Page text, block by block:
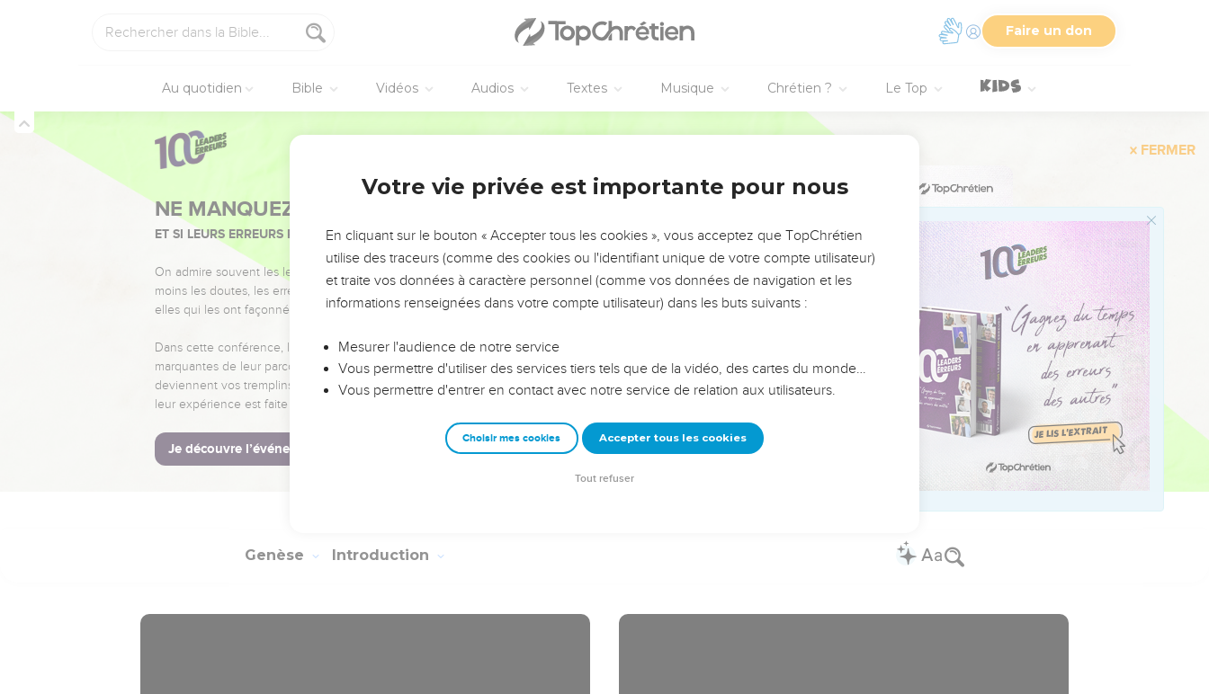
Faire un don
Au quotidien Bible Vidéos Audios Textes Musique Chrétien ? Le Top
FERMER
NE MANQUEZ PAS L’ÉVÉNEMENT DE L’ANNÉE !
ET SI LEURS ERREURS POUVAIENT VOUS ÉVITER LES VOTRES ?
On admire souvent les leaders pour leurs réussites, leur impact, leur foi ou leur vision. Mais on voit
moins les doutes, les erreurs et les saisons difficiles qu'ils ont traversés, alors même que ce sont
elles qui les ont façonnés.
Dans cette conférence, leaders, entrepreneurs, et responsables reviennent sur les erreurs
marquantes de leur parcours et les clés pour avancer avec plus de sagesse afin que leurs erreurs
deviennent vos tremplins. Que vous guidiez un ministère, une équipe, un groupe ou une famille,
leur expérience est faite pour vous.
Je découvre l’événement
Genèse Introduction
Votre vie privée est importante pour nous
En cliquant sur le bouton « Accepter tous les cookies », vous acceptez que TopChrétien
utilise des traceurs (comme des cookies ou l'identifiant unique de votre compte utilisateur)
et traite vos données à caractère personnel (comme vos données de navigation et les
informations renseignées dans votre compte utilisateur) dans les buts suivants :
Mesurer l'audience de notre service
Vous permettre d'utiliser des services tiers tels que de la vidéo, des cartes du monde…
Vous permettre d'entrer en contact avec notre service de relation aux utilisateurs.
Choisir mes cookies Accepter tous les cookies
Tout refuser